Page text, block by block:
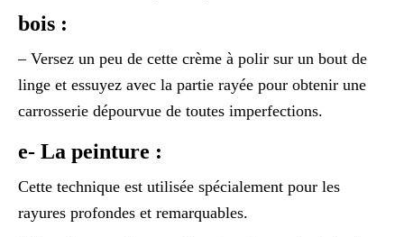
bois :
– Versez un peu de cette crème à polir sur un bout de
linge et essuyez avec la partie rayée pour obtenir une
carrosserie dépourvue de toutes imperfections.
e- La peinture :
Cette technique est utilisée spécialement pour les
rayures profondes et remarquables.